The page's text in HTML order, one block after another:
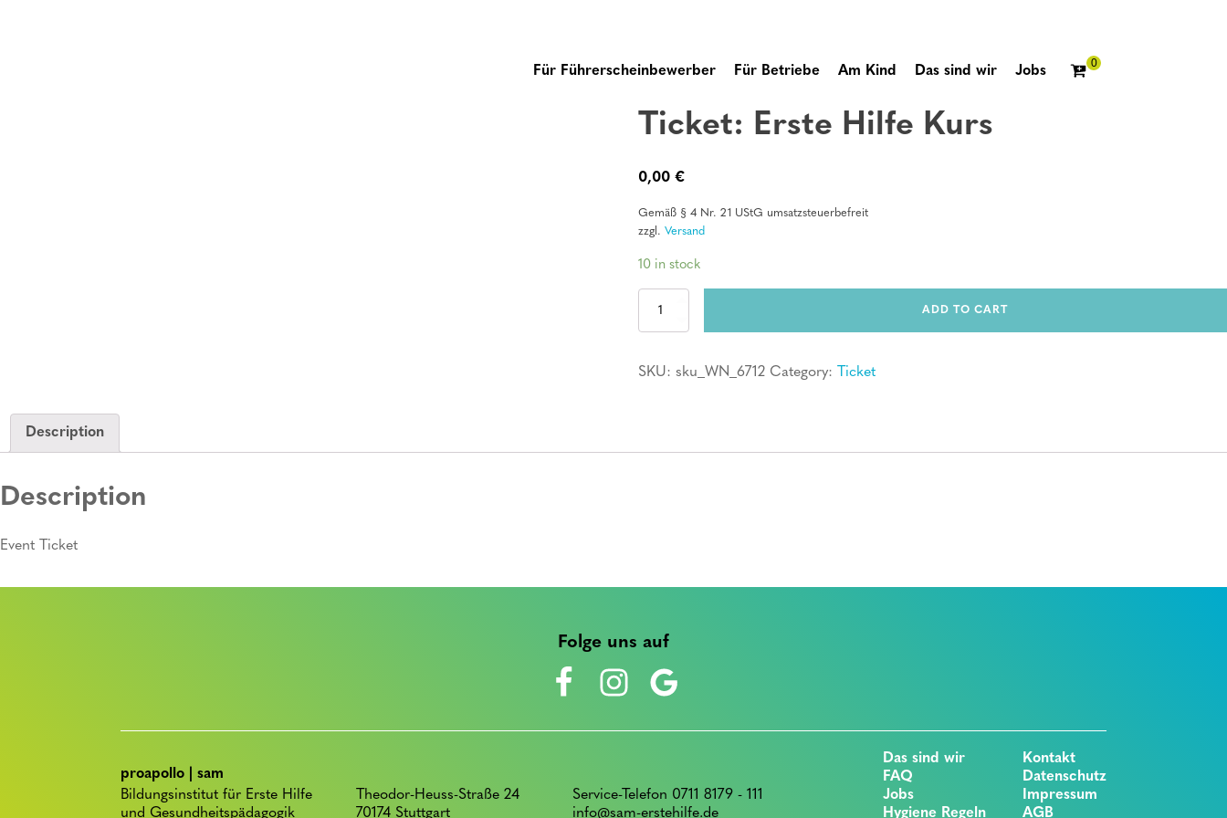
Für Führerscheinbewerber Für Betriebe Am Kind Das sind wir Jobs
Ticket: Erste Hilfe Kurs
0,00 €
Gemäß § 4 Nr. 21 UStG umsatzsteuerbefreit
zzgl. Versand
10 in stock
Ticket:
quantity
ADD TO CART
SKU: sku_WN_6712 Category: Ticket
Description
Description
Event Ticket
Folge uns auf
proapollo | sam
Bildungsinstitut für Erste Hilfe
und Gesundheitspädagogik
Theodor-Heuss-Straße 24
70174 Stuttgart
Service-Telefon 0711 8179 - 111
info@sam-erstehilfe.de
Das sind wir
FAQ
Jobs
Hygiene Regeln
Kontakt
Datenschutz
Impressum
AGB